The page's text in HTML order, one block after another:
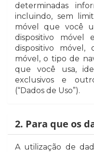
determinadas
incluindo, sem
móvel que você
dispositivo
dispositivo móvel,
móvel, o tipo de
que você usa,
exclusivos e
(“Dados de Uso”).
2. Para que os
A utilização de